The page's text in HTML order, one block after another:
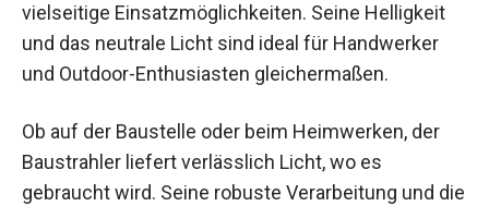
vielseitige Einsatzmöglichkeiten. Seine Helligkeit
und das neutrale Licht sind ideal für Handwerker
und Outdoor-Enthusiasten gleichermaßen.
Ob auf der Baustelle oder beim Heimwerken, der
Baustrahler liefert verlässlich Licht, wo es
gebraucht wird. Seine robuste Verarbeitung und die